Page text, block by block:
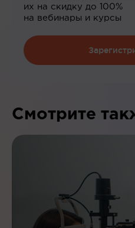
их на скидку до 100%
на вебинары и курсы
Смотрите